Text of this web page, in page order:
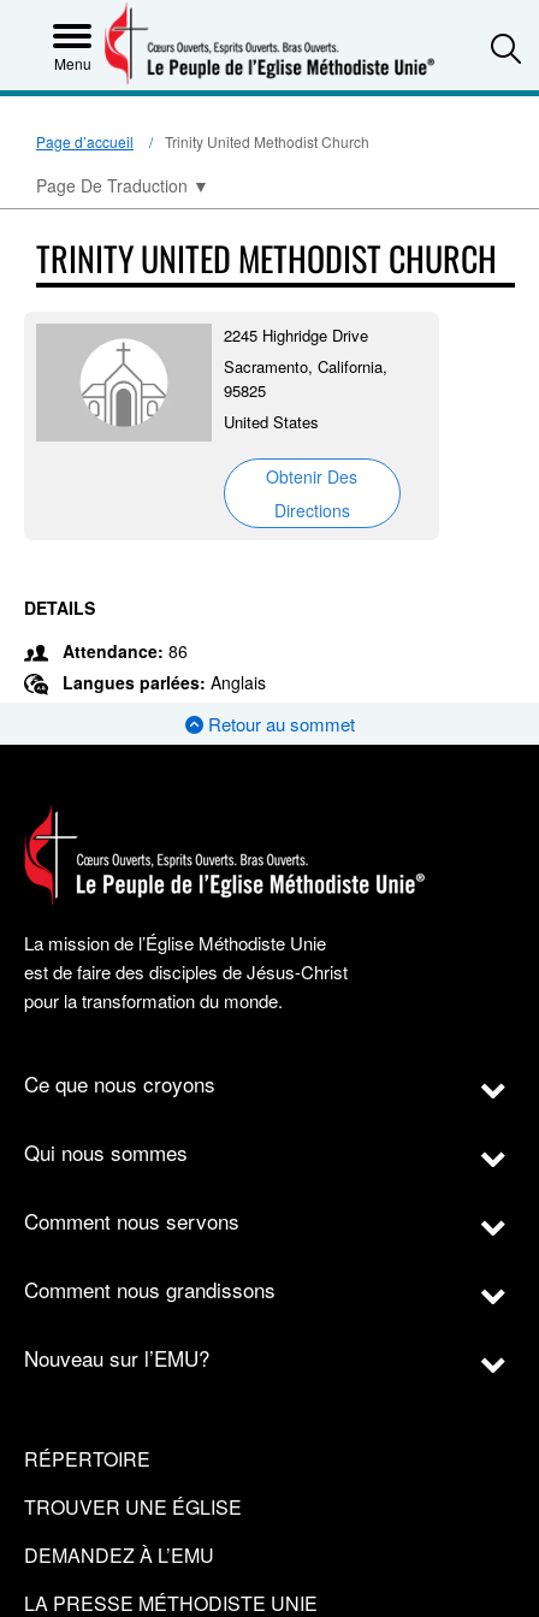
Menu
Page d’accueil Trinity United Methodist Church
Page De Traduction ▼
TRINITY UNITED METHODIST CHURCH
2245 Highridge Drive
Sacramento, California,
95825
United States
Obtenir Des
Directions
DETAILS
Attendance: 86
Langues parlées: Anglais
Retour au sommet
La mission de l’Église Méthodiste Unie
est de faire des disciples de Jésus-Christ
pour la transformation du monde.
Ce que nous croyons
Qui nous sommes
Comment nous servons
Comment nous grandissons
Nouveau sur l’EMU?
RÉPERTOIRE
TROUVER UNE ÉGLISE
DEMANDEZ À L’EMU
LA PRESSE MÉTHODISTE UNIE